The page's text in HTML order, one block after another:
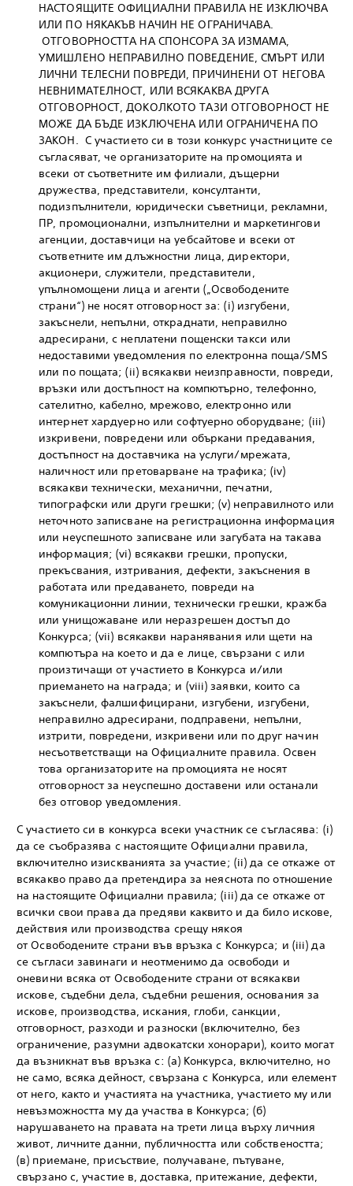
НАСТОЯЩИТЕ ОФИЦИАЛНИ ПРАВИЛА НЕ ИЗКЛЮЧВА
ИЛИ ПО НЯКАКЪВ НАЧИН НЕ ОГРАНИЧАВА.
ОТГОВОРНОСТТА НА СПОНСОРА ЗА ИЗМАМА,
УМИШЛЕНО НЕПРАВИЛНО ПОВЕДЕНИЕ, СМЪРТ ИЛИ
ЛИЧНИ ТЕЛЕСНИ ПОВРЕДИ, ПРИЧИНЕНИ ОТ НЕГОВА
НЕВНИМАТЕЛНОСТ, ИЛИ ВСЯКАКВА ДРУГА
ОТГОВОРНОСТ, ДОКОЛКОТО ТАЗИ ОТГОВОРНОСТ НЕ
МОЖЕ ДА БЪДЕ ИЗКЛЮЧЕНА ИЛИ ОГРАНИЧЕНА ПО
ЗАКОН. С участието си в този конкурс участниците се
съгласяват, че организаторите на промоцията и
всеки от съответните им филиали, дъщерни
дружества, представители, консултанти,
подизпълнители, юридически съветници, рекламни,
ПР, промоционални, изпълнителни и маркетингови
агенции, доставчици на уебсайтове и всеки от
съответните им длъжностни лица, директори,
акционери, служители, представители,
упълномощени лица и агенти („Освободените
страни“) не носят отговорност за: (i) изгубени,
закъснели, непълни, откраднати, неправилно
адресирани, с неплатени пощенски такси или
недоставими уведомления по електронна поща/SMS
или по пощата; (ii) всякакви неизправности, повреди,
връзки или достъпност на компютърно, телефонно,
сателитно, кабелно, мрежово, електронно или
интернет хардуерно или софтуерно оборудване; (iii)
изкривени, повредени или объркани предавания,
достъпност на доставчика на услуги/мрежата,
наличност или претоварване на трафика; (iv)
всякакви технически, механични, печатни,
типографски или други грешки; (v) неправилното или
неточното записване на регистрационна информация
или неуспешното записване или загубата на такава
информация; (vi) всякакви грешки, пропуски,
прекъсвания, изтривания, дефекти, закъснения в
работата или предаването, повреди на
комуникационни линии, технически грешки, кражба
или унищожаване или неразрешен достъп до
Конкурса; (vii) всякакви наранявания или щети на
компютъра на което и да е лице, свързани с или
произтичащи от участието в Конкурса и/или
приемането на награда; и (viii) заявки, които са
закъснели, фалшифицирани, изгубени, изгубени,
неправилно адресирани, подправени, непълни,
изтрити, повредени, изкривени или по друг начин
несъответстващи на Официалните правила. Освен
това организаторите на промоцията не носят
отговорност за неуспешно доставени или останали
без отговор уведомления.
С участието си в конкурса всеки участник се съгласява: (i)
да се съобразява с настоящите Официални правила,
включително изискванията за участие; (ii) да се откаже от
всякакво право да претендира за неяснота по отношение
на настоящите Официални правила; (iii) да се откаже от
всички свои права да предяви каквито и да било искове,
действия или производства срещу някоя
от Освободените страни във връзка с Конкурса; и (iii) да
се съгласи завинаги и неотменимо да освободи и
оневини всяка от Освободените страни от всякакви
искове, съдебни дела, съдебни решения, основания за
искове, производства, искания, глоби, санкции,
отговорност, разходи и разноски (включително, без
ограничение, разумни адвокатски хонорари), които могат
да възникнат във връзка с: (а) Конкурса, включително, но
не само, всяка дейност, свързана с Конкурса, или елемент
от него, както и участията на участника, участието му или
невъзможността му да участва в Конкурса; (б)
нарушаването на правата на трети лица върху личния
живот, личните данни, публичността или собствеността;
(в) приемане, присъствие, получаване, пътуване,
свързано с, участие в, доставка, притежание, дефекти,